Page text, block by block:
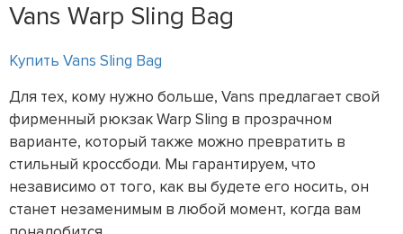
Vans Warp Sling Bag
Купить Vans Sling Bag
Для тех, кому нужно больше, Vans предлагает свой
фирменный рюкзак Warp Sling в прозрачном
варианте, который также можно превратить в
стильный кроссбоди. Мы гарантируем, что
независимо от того, как вы будете его носить, он
станет незаменимым в любой момент, когда вам